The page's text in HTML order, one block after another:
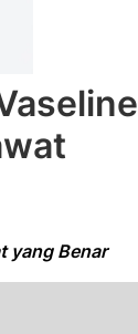
yang Benar